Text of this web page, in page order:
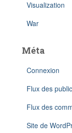
Visualization
War
Méta
Connexion
Flux des
Flux des
Site de